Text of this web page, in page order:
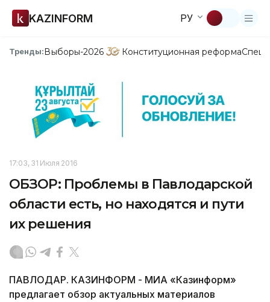
KAZINFORM РУ
Тренды:Выборы-2026 Конституционная реформа
17:03, 31 Июля 2016
ОБЗОР: Проблемы в Павлодарской
области есть, но находятся и пути
их решения
ПАВЛОДАР. КАЗИНФОРМ - МИА «Казинформ»
предлагает обзор актуальных материалов